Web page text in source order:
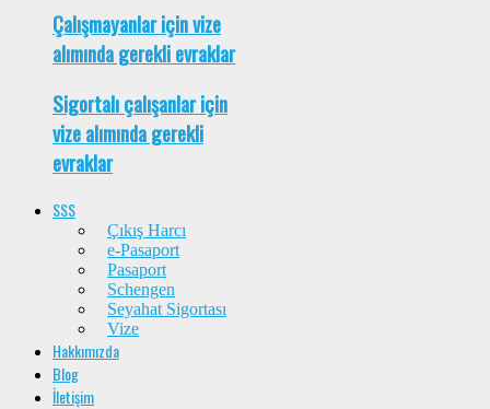
Çalışmayanlar için vize
alımında gerekli evraklar
Sigortalı çalışanlar için
vize alımında gerekli
evraklar
SSS
Çıkış Harcı
e-Pasaport
Pasaport
Schengen
Seyahat Sigortası
Vize
Hakkımızda
Blog
İletişim